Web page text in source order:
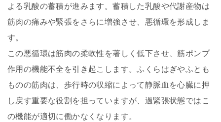
よる乳酸の蓄積が進みます。蓄積した乳酸や代謝産物は
筋肉の痛みや緊張をさらに増強させ、悪循環を形成しま
す。
この悪循環は筋肉の柔軟性を著しく低下させ、筋ポンプ
作用の機能不全を引き起こします。ふくらはぎやふとも
ものの筋肉は、歩行時の収縮によって静脈血を心臓に押
し戻す重要な役割を担っていますが、過緊張状態ではこ
の機能が適切に働かなくなります。